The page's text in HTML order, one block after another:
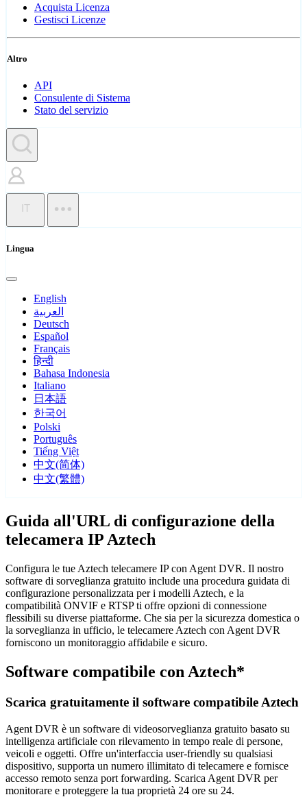
Acquista Licenza
Gestisci Licenze
Altro
API
Consulente di Sistema
Stato del servizio
IT
Lingua
English
العربية
Deutsch
Español
Français
हिन्दी
Bahasa Indonesia
Italiano
日本語
한국어
Polski
Português
Tiếng Việt
中文(简体)
中文(繁體)
Guida all'URL di configurazione della
telecamera IP Aztech
Configura le tue Aztech telecamere IP con Agent DVR. Il nostro
software di sorveglianza gratuito include una procedura guidata di
configurazione personalizzata per i modelli Aztech, e la
compatibilità ONVIF e RTSP ti offre opzioni di connessione
flessibili su diverse piattaforme. Che sia per la sicurezza domestica o
la sorveglianza in ufficio, le telecamere Aztech con Agent DVR
forniscono un monitoraggio affidabile e sicuro.
Software compatibile con Aztech*
Scarica gratuitamente il software compatibile Aztech
Agent DVR è un software di videosorveglianza gratuito basato su
intelligenza artificiale con rilevamento in tempo reale di persone,
veicoli e oggetti. Offre un'interfaccia user-friendly su qualsiasi
dispositivo, supporta un numero illimitato di telecamere e fornisce
accesso remoto senza port forwarding. Scarica Agent DVR per
monitorare e proteggere la tua proprietà 24 ore su 24.